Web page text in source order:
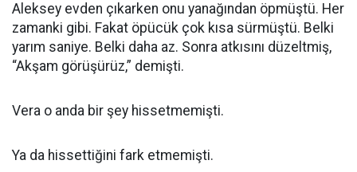
Aleksey evden çıkarken onu yanağından öpmüştü. Her
zamanki gibi. Fakat öpücük çok kısa sürmüştü. Belki
yarım saniye. Belki daha az. Sonra atkısını düzeltmiş,
“Akşam görüşürüz,” demişti.
Vera o anda bir şey hissetmemişti.
Ya da hissettiğini fark etmemişti.